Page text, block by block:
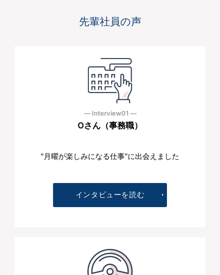
先輩社員の声
― Interview01 ―
Oさん（事務職）
"月曜が楽しみになる仕事"に出会えました
インタビューを読む